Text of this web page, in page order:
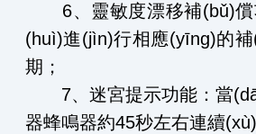
6、靈敏度漂移補(bǔ)償
(huì)進(jìn)行相應(yīng)的
期；
7、迷宮提示功能：當
器蜂鳴器約45秒左右連續(xù)